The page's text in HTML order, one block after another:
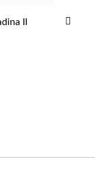
II